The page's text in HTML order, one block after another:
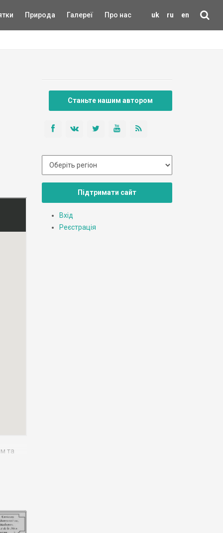
uk ru en
Природа Галереї Про нас
та
Станьте нашим автором
Підтримати сайт
Вхід
Реєстрація